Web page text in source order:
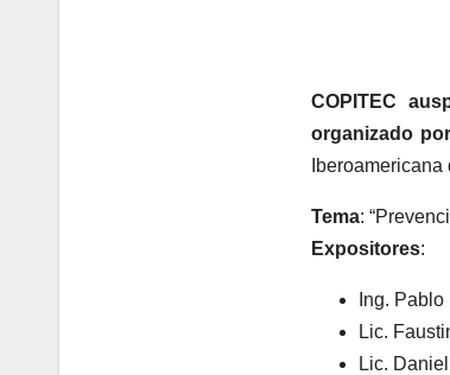
COPITEC
organizado
Tema:
Expositores:
Ing.
Lic.
Lic.